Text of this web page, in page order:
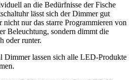
an die Bedürfnisse der Fische
lässt sich der Dimmer gut
nicht nur das starre Programmieren von
Beleuchtung, sondern dimmt die
oder runter.
lassen sich alle LED-Produkte